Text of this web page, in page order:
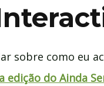
sobre como eu
edição do Ainda